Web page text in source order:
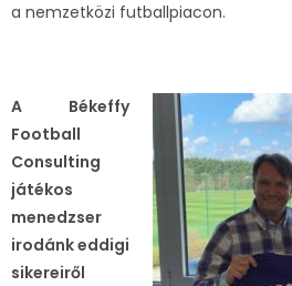
a nemzetközi futballpiacon.
A Békeffy
Football
Consulting
játékos
menedzser
irodánk eddigi
sikereiről